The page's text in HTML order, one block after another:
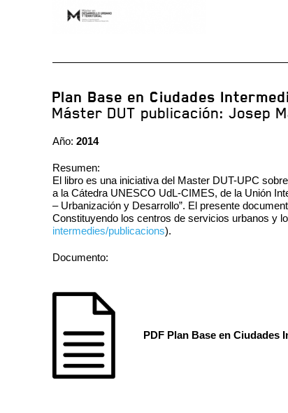
Plan Base en Ciudades
Máster DUT publicación: Josep
Año:2014
Resumen:
El libro es una iniciativa del Master DUT-UPC
a la Cátedra UNESCO UdL-CIMES, de la Unión
– Urbanización y Desarrollo”. El presente
Constituyendo los centros de servicios urbanos y
intermedies/publicacions).
Documento:
PDF Plan Base en Ciudades